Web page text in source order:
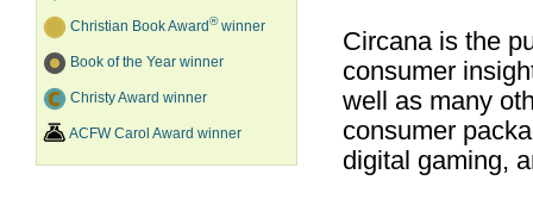
Christian Book Award®winner
Book of the Year winner
Christy Award winner
ACFW Carol Award winner
Circana is the
consumer
well as many
consumer
digital gaming,